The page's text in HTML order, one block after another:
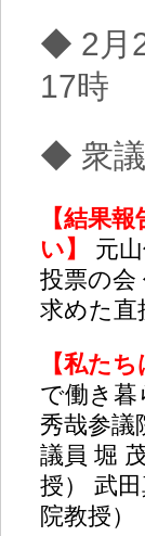
◆ 2月
17時
◆ 衆議
【結果
い】
元
投票の会
求めた直
【私た
で働き
秀哉参議
議員 堀
授）
武
院教授）